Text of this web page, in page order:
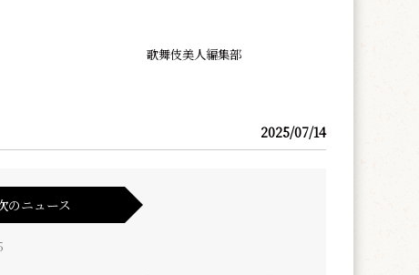
歌舞伎美人編集部
2025/07/14
のニュース